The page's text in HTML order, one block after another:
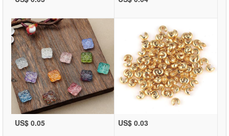
US$ 0.05 US$ 0.03